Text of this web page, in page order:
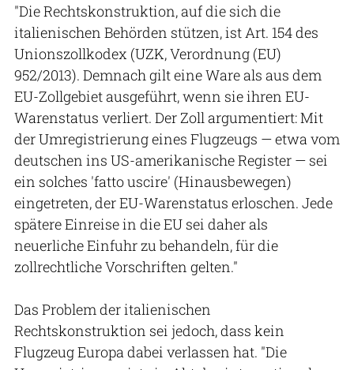
"Die Rechtskonstruktion, auf die sich die
italienischen Behörden stützen, ist Art. 154 des
Unionszollkodex (UZK, Verordnung (EU)
952/2013). Demnach gilt eine Ware als aus dem
EU-Zollgebiet ausgeführt, wenn sie ihren EU-
Warenstatus verliert. Der Zoll argumentiert: Mit
der Umregistrierung eines Flugzeugs — etwa vom
deutschen ins US-amerikanische Register — sei
ein solches 'fatto uscire' (Hinausbewegen)
eingetreten, der EU-Warenstatus erloschen. Jede
spätere Einreise in die EU sei daher als
neuerliche Einfuhr zu behandeln, für die
zollrechtliche Vorschriften gelten."
Das Problem der italienischen
Rechtskonstruktion sei jedoch, dass kein
Flugzeug Europa dabei verlassen hat. "Die